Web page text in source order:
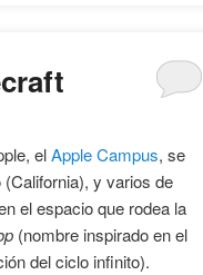
elApple Campus, se
y varios de
el espacio que rodea la
(nombre inspirado en el
del ciclo infinito).